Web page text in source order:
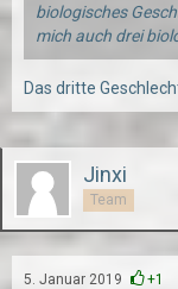
biologisches
mich auch drei
Das dritte
Jinxi
Team
5. Januar 2019 +1